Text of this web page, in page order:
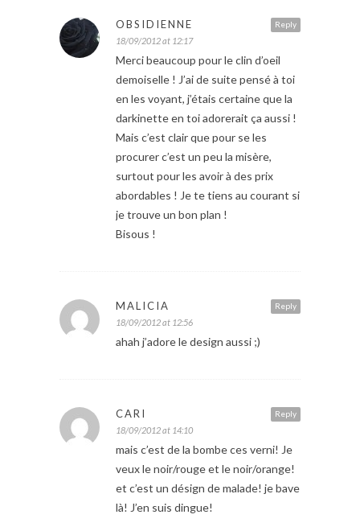
Reply
OBSIDIENNE
18/09/2012 at 12:17
Merci beaucoup pour le clin d’oeil
demoiselle ! J’ai de suite pensé à toi
en les voyant, j’étais certaine que la
darkinette en toi adorerait ça aussi !
Mais c’est clair que pour se les
procurer c’est un peu la misère,
surtout pour les avoir à des prix
abordables ! Je te tiens au courant si
je trouve un bon plan !
Bisous !
Reply
MALICIA
18/09/2012 at 12:56
ahah j’adore le design aussi ;)
Reply
CARI
18/09/2012 at 14:10
mais c’est de la bombe ces verni! Je
veux le noir/rouge et le noir/orange!
et c’est un désign de malade! je bave
là! J’en suis dingue!